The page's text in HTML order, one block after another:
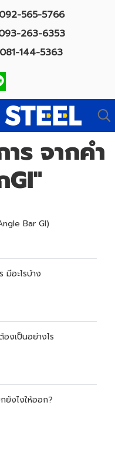
092-565-5766
263-6353
081-144-5363
ร จากคำ
GI"
Bar GI)
มีอะไรบ้าง
งเป็นอย่างไร
ยังไงให้ออก?